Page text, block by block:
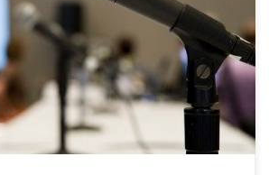
мин. управление общественных связей комитета по
образований, внутренней и информационной политики
пресс-конференцию на